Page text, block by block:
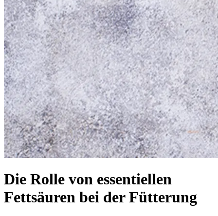
Die Rolle von essentiellen
Fettsäuren bei der Fütterung